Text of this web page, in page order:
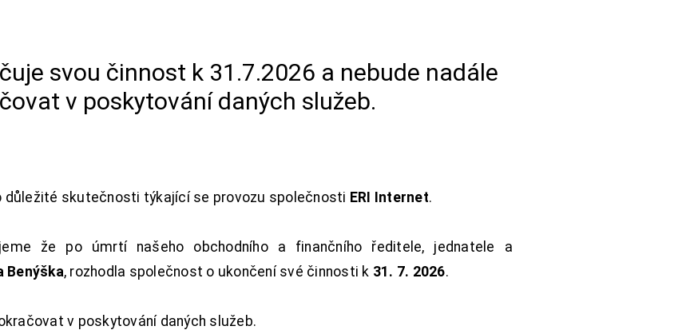
svou činnost k 31.7.2026 a nebude nadále
v poskytování daných služeb.
důležité skutečnosti týkající se provozu společnosti ERI Internet.
že po úmrtí našeho obchodního a finančního ředitele, jednatele a
Benýška, rozhodla společnost o ukončení své činnosti k 31. 7. 2026.
v poskytování daných služeb.